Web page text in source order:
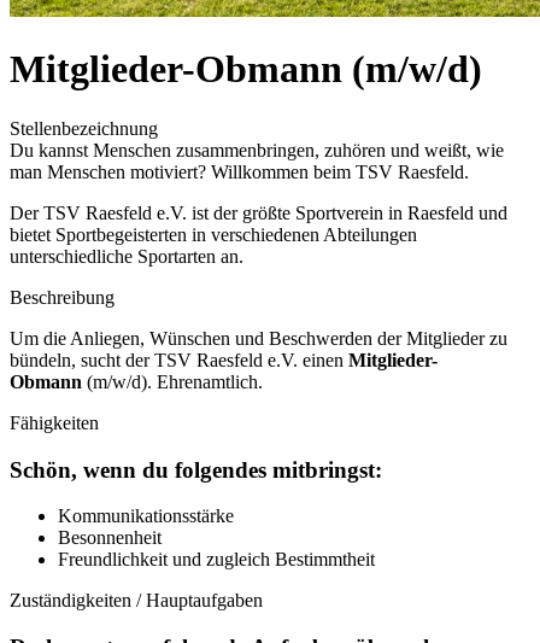
Mitglieder-Obmann (m/w/d)
Stellenbezeichnung
Du kannst Menschen zusammenbringen, zuhören und weißt, wie
man Menschen motiviert? Willkommen beim TSV Raesfeld.
Der TSV Raesfeld e.V. ist der größte Sportverein in Raesfeld und
bietet Sportbegeisterten in verschiedenen Abteilungen
unterschiedliche Sportarten an.
Beschreibung
Um die Anliegen, Wünschen und Beschwerden der Mitglieder zu
bündeln, sucht der TSV Raesfeld e.V. einen Mitglieder-
Obmann (m/w/d). Ehrenamtlich.
Fähigkeiten
Schön, wenn du folgendes mitbringst:
Kommunikationsstärke
Besonnenheit
Freundlichkeit und zugleich Bestimmtheit
Zuständigkeiten / Hauptaufgaben